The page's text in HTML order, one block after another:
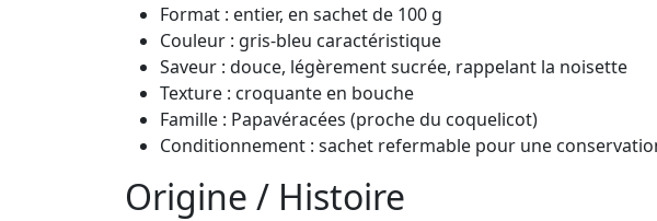
Format : entier, en sachet de 100 g
Couleur : gris-bleu caractéristique
Saveur : douce, légèrement sucrée, rappelant la noisette
Texture : croquante en bouche
Famille : Papavéracées (proche du coquelicot)
Conditionnement : sachet refermable pour une
Origine / Histoire